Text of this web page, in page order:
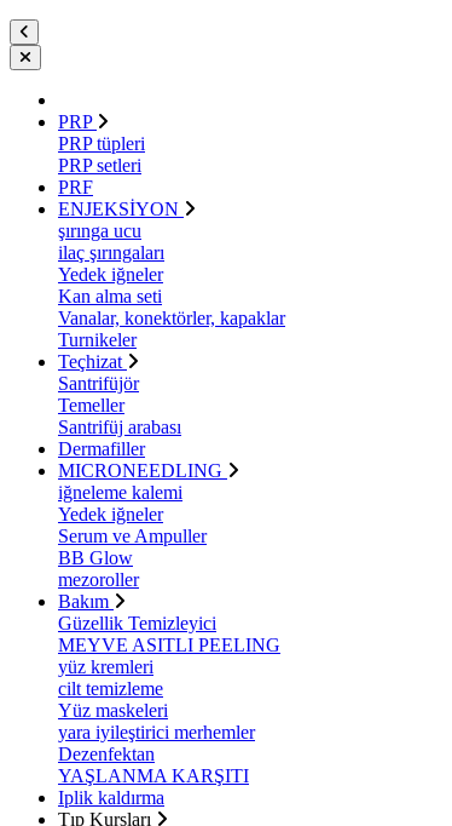
PRP
PRP tüpleri
PRP setleri
PRF
ENJEKSİYON
şırınga ucu
ilaç şırıngaları
Yedek iğneler
Kan alma seti
Vanalar, konektörler, kapaklar
Turnikeler
Teçhizat
Santrifüjör
Temeller
Santrifüj arabası
Dermafiller
MICRONEEDLING
iğneleme kalemi
Yedek iğneler
Serum ve Ampuller
BB Glow
mezoroller
Bakım
Güzellik Temizleyici
MEYVE ASITLI PEELING
yüz kremleri
cilt temizleme
Yüz maskeleri
yara iyileştirici merhemler
Dezenfektan
YAŞLANMA KARŞITI
Iplik kaldırma
Tıp Kursları